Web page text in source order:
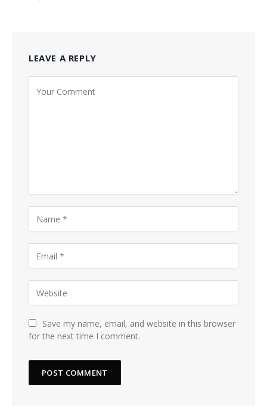
LEAVE A REPLY
Save my name, email, and website in this browser
for the next time I comment.